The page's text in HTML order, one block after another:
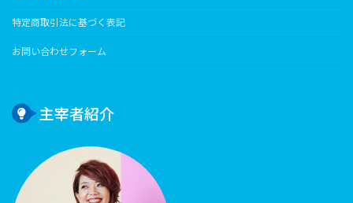
特定商取引法に基づく表記
お問い合わせフォーム
主宰者紹介